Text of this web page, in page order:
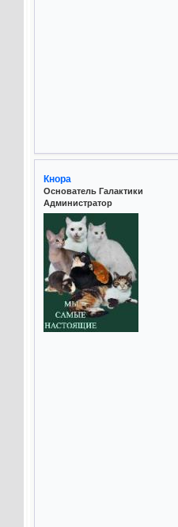
Кнора
Основатель Галактики
Администратор